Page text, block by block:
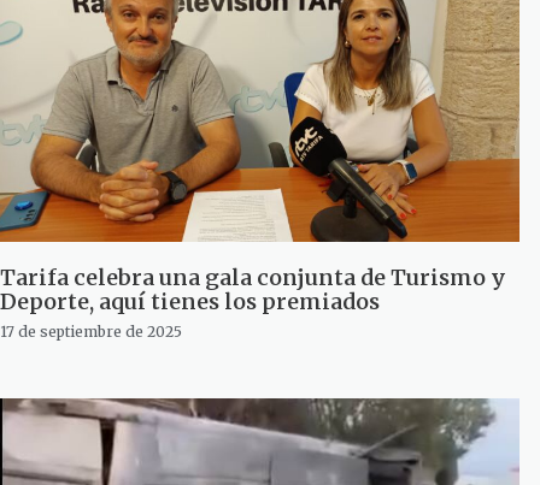
Tarifa celebra una gala conjunta de Turismo y
Deporte, aquí tienes los premiados
17 de septiembre de 2025